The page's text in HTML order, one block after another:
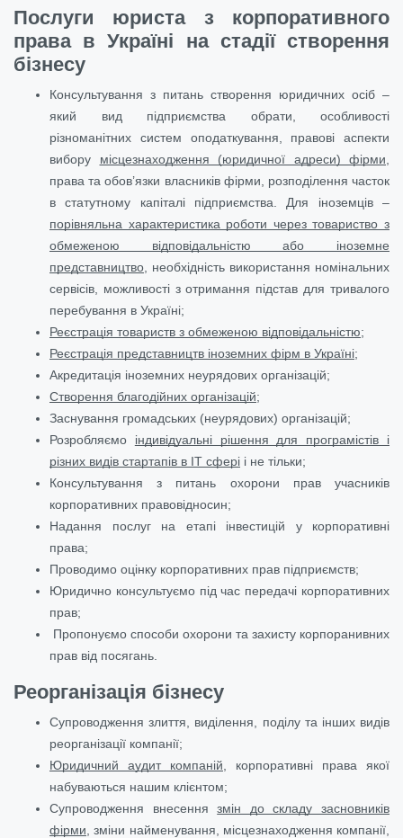
Послуги юриста з корпоративного
права в Україні на стадії створення
бізнесу
Консультування з питань створення юридичних осіб –
який вид підприємства обрати, особливості
різноманітних систем оподаткування, правові аспекти
вибору місцезнаходження (юридичної адреси) фірми
права та обов’язки власників фірми, розподілення часток
в статутному капіталі підприємства. Для іноземців –
порівняльна характеристика роботи через товариство з
обмеженою відповідальністю або іноземне
представництво , необхідність використання номінальних
сервісів, можливості з отримання підстав для тривалого
перебування в Україні;
Реєстрація товариств з обмеженою відповідальністю;
Реєстрація представництв іноземних фірм в Україні;
Акредитація іноземних неурядових організацій;
Створення благодійних організацій;
Заснування громадських (неурядових) організацій;
Розробляємо індивідуальні рішення для програмістів і
різних видів стартапів в ІТ сфері і не тільки;
Консультування з питань охорони прав учасників
корпоративних правовідносин;
Надання послуг на етапі інвестицій у корпоративні
права;
Проводимо оцінку корпоративних прав підприємств;
Юридично консультуємо під час передачі корпоративних
прав;
Пропонуємо способи охорони та захисту корпоранивних
прав від посягань.
Реорганізація бізнесу
Супроводження злиття, виділення, поділу та інших видів
реорганізації компанії;
Юридичний аудит компаній , корпоративні права якої
набуваються нашим клієнтом;
Супроводження внесеннязмін до складу засновників
фірми , зміни найменування, місцезнаходження компанії,